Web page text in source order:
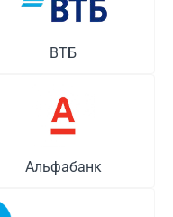
ВТБ
Альфабанк